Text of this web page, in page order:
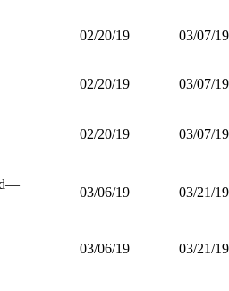
02/20/19 03/07/19
02/20/19 03/07/19
02/20/19 03/07/19
03/06/19 03/21/19
03/06/19 03/21/19